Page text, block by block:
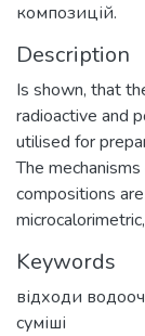
композицій.
Description
Is shown, that
radioactive and
utilised for
The
compositions
Keywords
відходи
суміші